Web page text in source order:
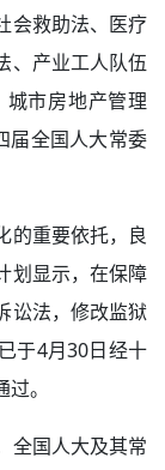
会救助法、医疗
、产业工人队伍
市房地产管理
届全国人大常委
重要依托，良
划显示，在保障
讼法，修改监狱
于4月30日经十
。
国人大及其常